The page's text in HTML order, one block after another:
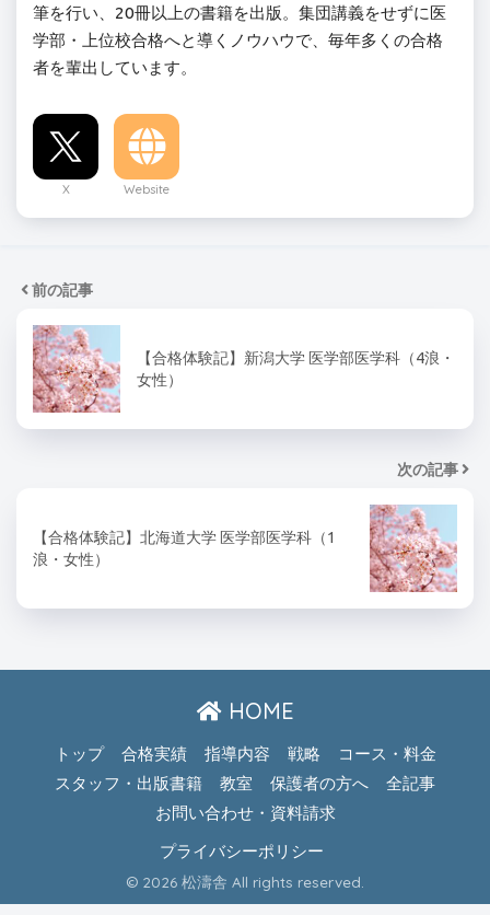
筆を行い、20冊以上の書籍を出版。集団講義をせずに医
学部・上位校合格へと導くノウハウで、毎年多くの合格
者を輩出しています。
X Website
前の記事
【合格体験記】新潟大学 医学部医学科（4浪・
女性）
次の記事
【合格体験記】北海道大学 医学部医学科（1
浪・女性）
HOME
トップ 合格実績 指導内容 戦略
コース・料金
スタッフ・出版書籍
教室 保護者の方へ
全記事
お問い合わせ・資料請求
プライバシーポリシー
© 2026 松濤舎 All rights reserved.